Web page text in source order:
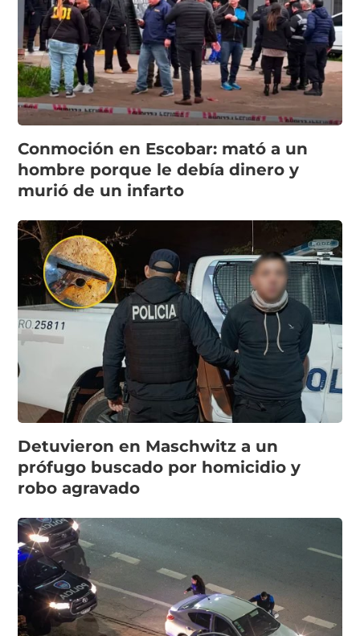
Conmoción en Escobar: mató a un
hombre porque le debía dinero y
murió de un infarto
Detuvieron en Maschwitz a un
prófugo buscado por homicidio y
robo agravado